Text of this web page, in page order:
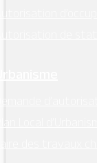
de
Local
des travaux